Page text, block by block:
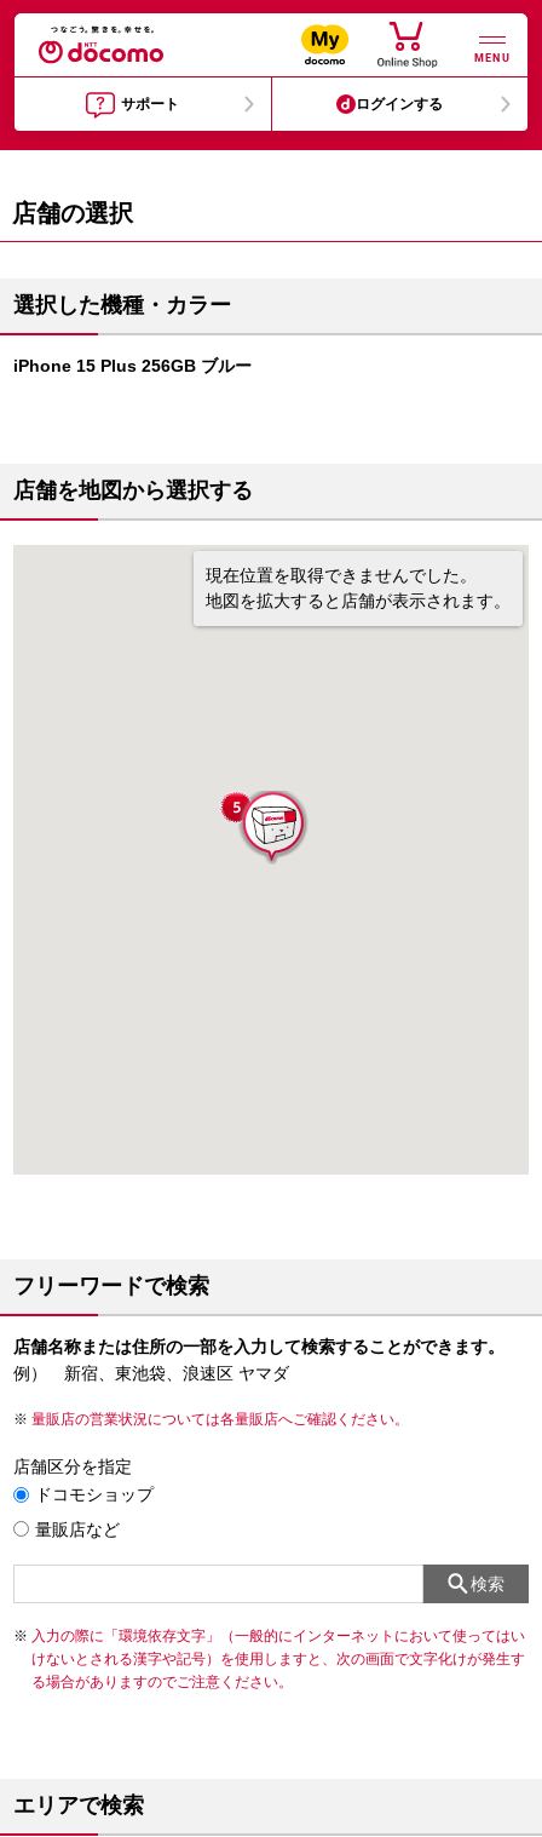
MENU
サポート ログインする
店舗の選択
選択した機種・カラー
iPhone 15 Plus 256GB ブルー
店舗を地図から選択する
現在位置を取得できませんでした。
地図を拡大すると店舗が表示されます。
フリーワードで検索
店舗名称または住所の一部を入力して検索することができます。
例） 新宿、東池袋、浪速区 ヤマダ
量販店の営業状況については各量販店へご確認ください。
店舗区分を指定
ドコモショップ
量販店など
検索
入力の際に「環境依存文字」（一般的にインターネットにおいて使ってはい
けないとされる漢字や記号）を使用しますと、次の画面で文字化けが発生す
る場合がありますのでご注意ください。
エリアで検索